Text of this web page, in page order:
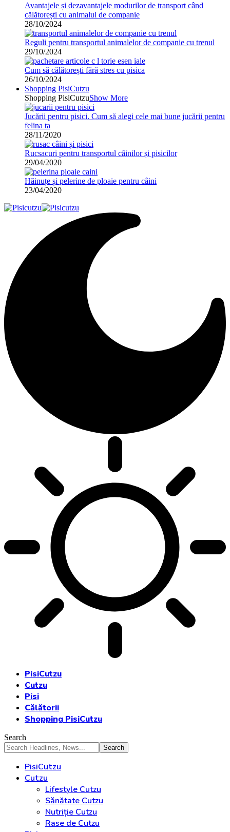
Avantajele și dezavantajele modurilor de transport când
călătorești cu animalul de companie
28/10/2024
Reguli pentru transportul animalelor de companie cu trenul
29/10/2024
Cum să călătorești fără stres cu pisica
26/10/2024
Shopping PisiCutzu
Shopping PisiCutzuShow More
Jucării pentru pisici. Cum să alegi cele mai bune jucării pentru
felina ta
28/11/2020
Rucsacuri pentru transportul câinilor și pisicilor
29/04/2020
Hăinuțe și pelerine de ploaie pentru câini
23/04/2020
PisiCutzu
Cutzu
Pisi
Călătorii
Shopping PisiCutzu
Search
PisiCutzu
Cutzu
Lifestyle Cutzu
Sănătate Cutzu
Nutriție Cutzu
Rase de Cutzu